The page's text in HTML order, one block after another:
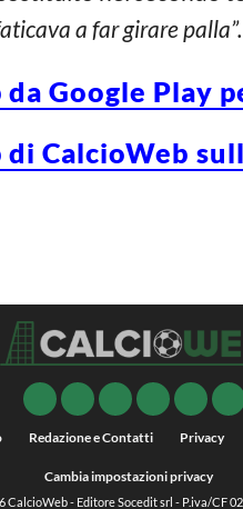
a far girare palla”.
da Google Play
di CalcioWeb
Redazione e Contatti Privacy
Cambia impostazioni privacy
CalcioWeb- Editore Socedit srl - P.iva/CF